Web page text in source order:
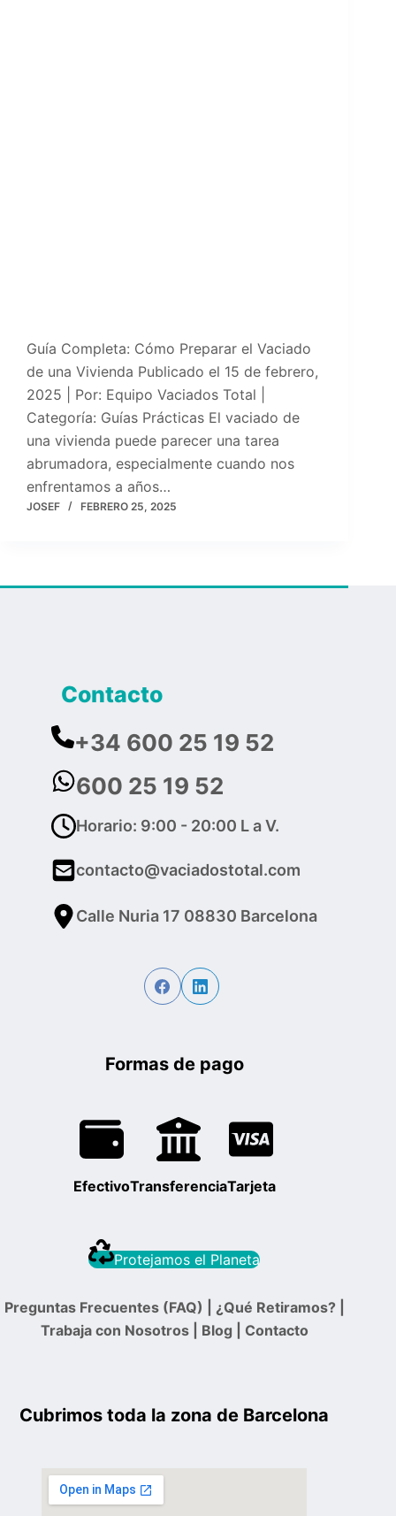
Guía Completa: Cómo Preparar el Vaciado
de una Vivienda Publicado el 15 de febrero,
2025 | Por: Equipo Vaciados Total |
Categoría: Guías Prácticas El vaciado de
una vivienda puede parecer una tarea
abrumadora, especialmente cuando nos
enfrentamos a años…
JOSEF FEBRERO 25, 2025
Contacto
+34 600 25 19 52
600 25 19 52
Horario: 9:00 - 20:00 L a V.
contacto@vaciadostotal.com
Calle Nuria 17 08830 Barcelona
Formas de pago
EfectivoTransferenciaTarjeta
Protejamos el Planeta
Preguntas Frecuentes (FAQ) ¿Qué Retiramos?|
Trabaja con Nosotros| Blog Contacto
Cubrimos toda la zona de Barcelona